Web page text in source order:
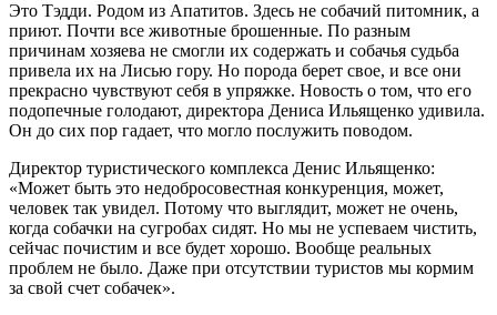
Это Тэдди. Родом из Апатитов. Здесь не собачий питомник, а
приют. Почти все животные брошенные. По разным
причинам хозяева не смогли их содержать и собачья судьба
привела их на Лисью гору. Но порода берет свое, и все они
прекрасно чувствуют себя в упряжке. Новость о том, что его
подопечные голодают, директора Дениса Ильященко удивила.
Он до сих пор гадает, что могло послужить поводом.
Директор туристического комплекса Денис Ильященко:
«Может быть это недобросовестная конкуренция, может,
человек так увидел. Потому что выглядит, может не очень,
когда собачки на сугробах сидят. Но мы не успеваем чистить,
сейчас почистим и все будет хорошо. Вообще реальных
проблем не было. Даже при отсутствии туристов мы кормим
за свой счет собачек».